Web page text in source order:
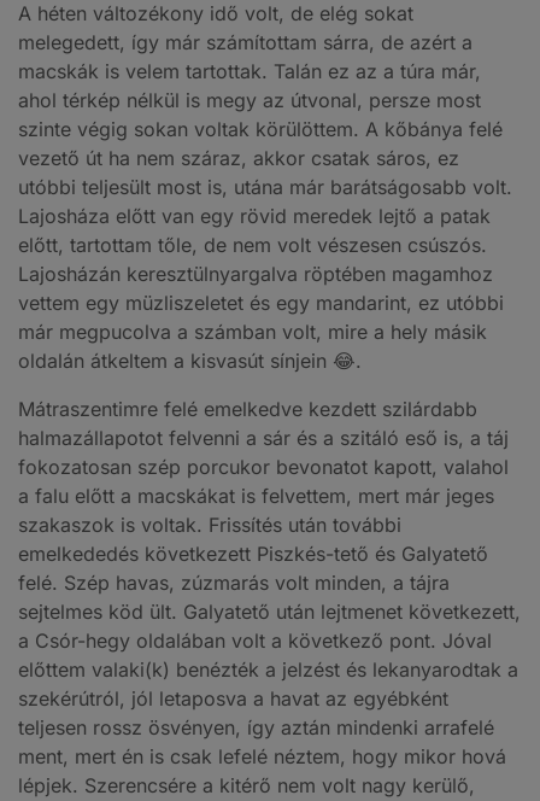
A héten változékony idő volt, de elég sokat
melegedett, így már számítottam sárra, de azért a
macskák is velem tartottak. Talán ez az a túra már,
ahol térkép nélkül is megy az útvonal, persze most
szinte végig sokan voltak körülöttem. A kőbánya felé
vezető út ha nem száraz, akkor csatak sáros, ez
utóbbi teljesült most is, utána már barátságosabb volt.
Lajosháza előtt van egy rövid meredek lejtő a patak
előtt, tartottam tőle, de nem volt vészesen csúszós.
Lajosházán keresztülnyargalva röptében magamhoz
vettem egy müzliszeletet és egy mandarint, ez utóbbi
már megpucolva a számban volt, mire a hely másik
oldalán átkeltem a kisvasút sínjein 😂.
Mátraszentimre felé emelkedve kezdett szilárdabb
halmazállapotot felvenni a sár és a szitáló eső is, a táj
fokozatosan szép porcukor bevonatot kapott, valahol
a falu előtt a macskákat is felvettem, mert már jeges
szakaszok is voltak. Frissítés után további
emelkededés következett Piszkés-tető és Galyatető
felé. Szép havas, zúzmarás volt minden, a tájra
sejtelmes köd ült. Galyatető után lejtmenet következett,
a Csór-hegy oldalában volt a következő pont. Jóval
előttem valaki(k) benézték a jelzést és lekanyarodtak a
szekérútról, jól letaposva a havat az egyébként
teljesen rossz ösvényen, így aztán mindenki arrafelé
ment, mert én is csak lefelé néztem, hogy mikor hová
lépjek. Szerencsére a kitérő nem volt nagy kerülő,